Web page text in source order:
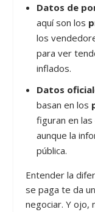
Datos de
aquí son los
los
para ver
inflados.
Datos
basan en los
figuran en
aunque la
pública.
Entender la
se paga te da
negociar. Y ojo,